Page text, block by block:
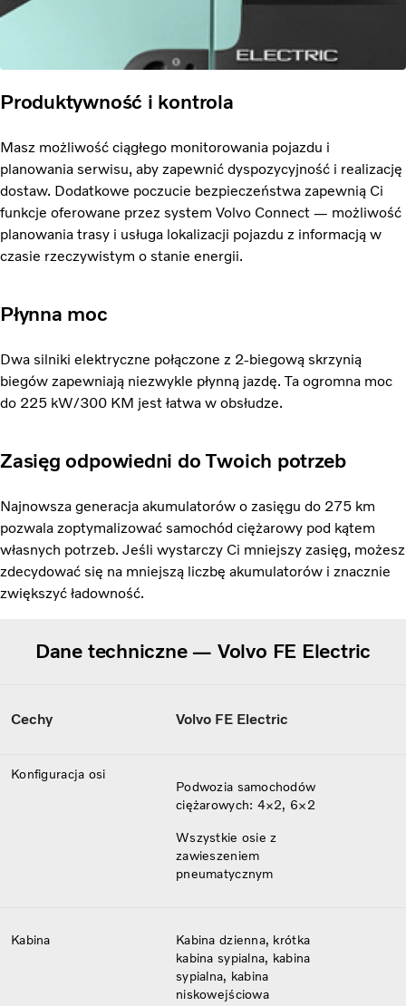
Produktywność i kontrola
Masz możliwość ciągłego monitorowania pojazdu i
planowania serwisu, aby zapewnić dyspozycyjność i realizację
dostaw. Dodatkowe poczucie bezpieczeństwa zapewnią Ci
funkcje oferowane przez system Volvo Connect — możliwość
planowania trasy i usługa lokalizacji pojazdu z informacją w
czasie rzeczywistym o stanie energii.
Płynna moc
Dwa silniki elektryczne połączone z 2-biegową skrzynią
biegów zapewniają niezwykle płynną jazdę. Ta ogromna moc
do 225 kW/300 KM jest łatwa w obsłudze.
Zasięg odpowiedni do Twoich potrzeb
Najnowsza generacja akumulatorów o zasięgu do 275 km
pozwala zoptymalizować samochód ciężarowy pod kątem
własnych potrzeb. Jeśli wystarczy Ci mniejszy zasięg, możesz
zdecydować się na mniejszą liczbę akumulatorów i znacznie
zwiększyć ładowność.
Dane techniczne — Volvo FE Electric
Cechy Volvo FE Electric
Konfiguracja osi
Podwozia samochodów
ciężarowych: 4×2, 6×2
Wszystkie osie z
zawieszeniem
pneumatycznym
Kabina
Kabina dzienna, krótka
kabina sypialna, kabina
sypialna, kabina
niskowejściowa